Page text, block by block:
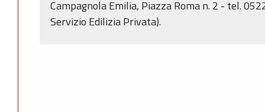
Campagnola Emilia, Piazza Roma n. 2 - tel.
Servizio Edilizia Privata).